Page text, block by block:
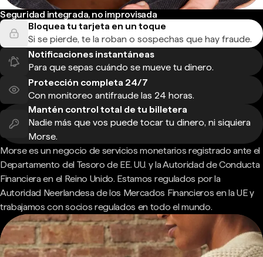
Seguridad integrada, no improvisada
Bloquea tu tarjeta en un toque
Si se pierde, te la roban o sospechas que hay fraude.
Notificaciones instantáneas
Para que sepas cuándo se mueve tu dinero.
Protección completa 24/7
Con monitoreo antifraude las 24 horas.
Mantén control total de tu billetera
Nadie más que vos puede tocar tu dinero, ni siquiera
Morse.
Morse es un negocio de servicios monetarios registrado ante el
Departamento del Tesoro de EE. UU. y la Autoridad de Conducta
Financiera en el Reino Unido. Estamos regulados por la
Autoridad Neerlandesa de los Mercados Financieros en la UE y
trabajamos con socios regulados en todo el mundo.